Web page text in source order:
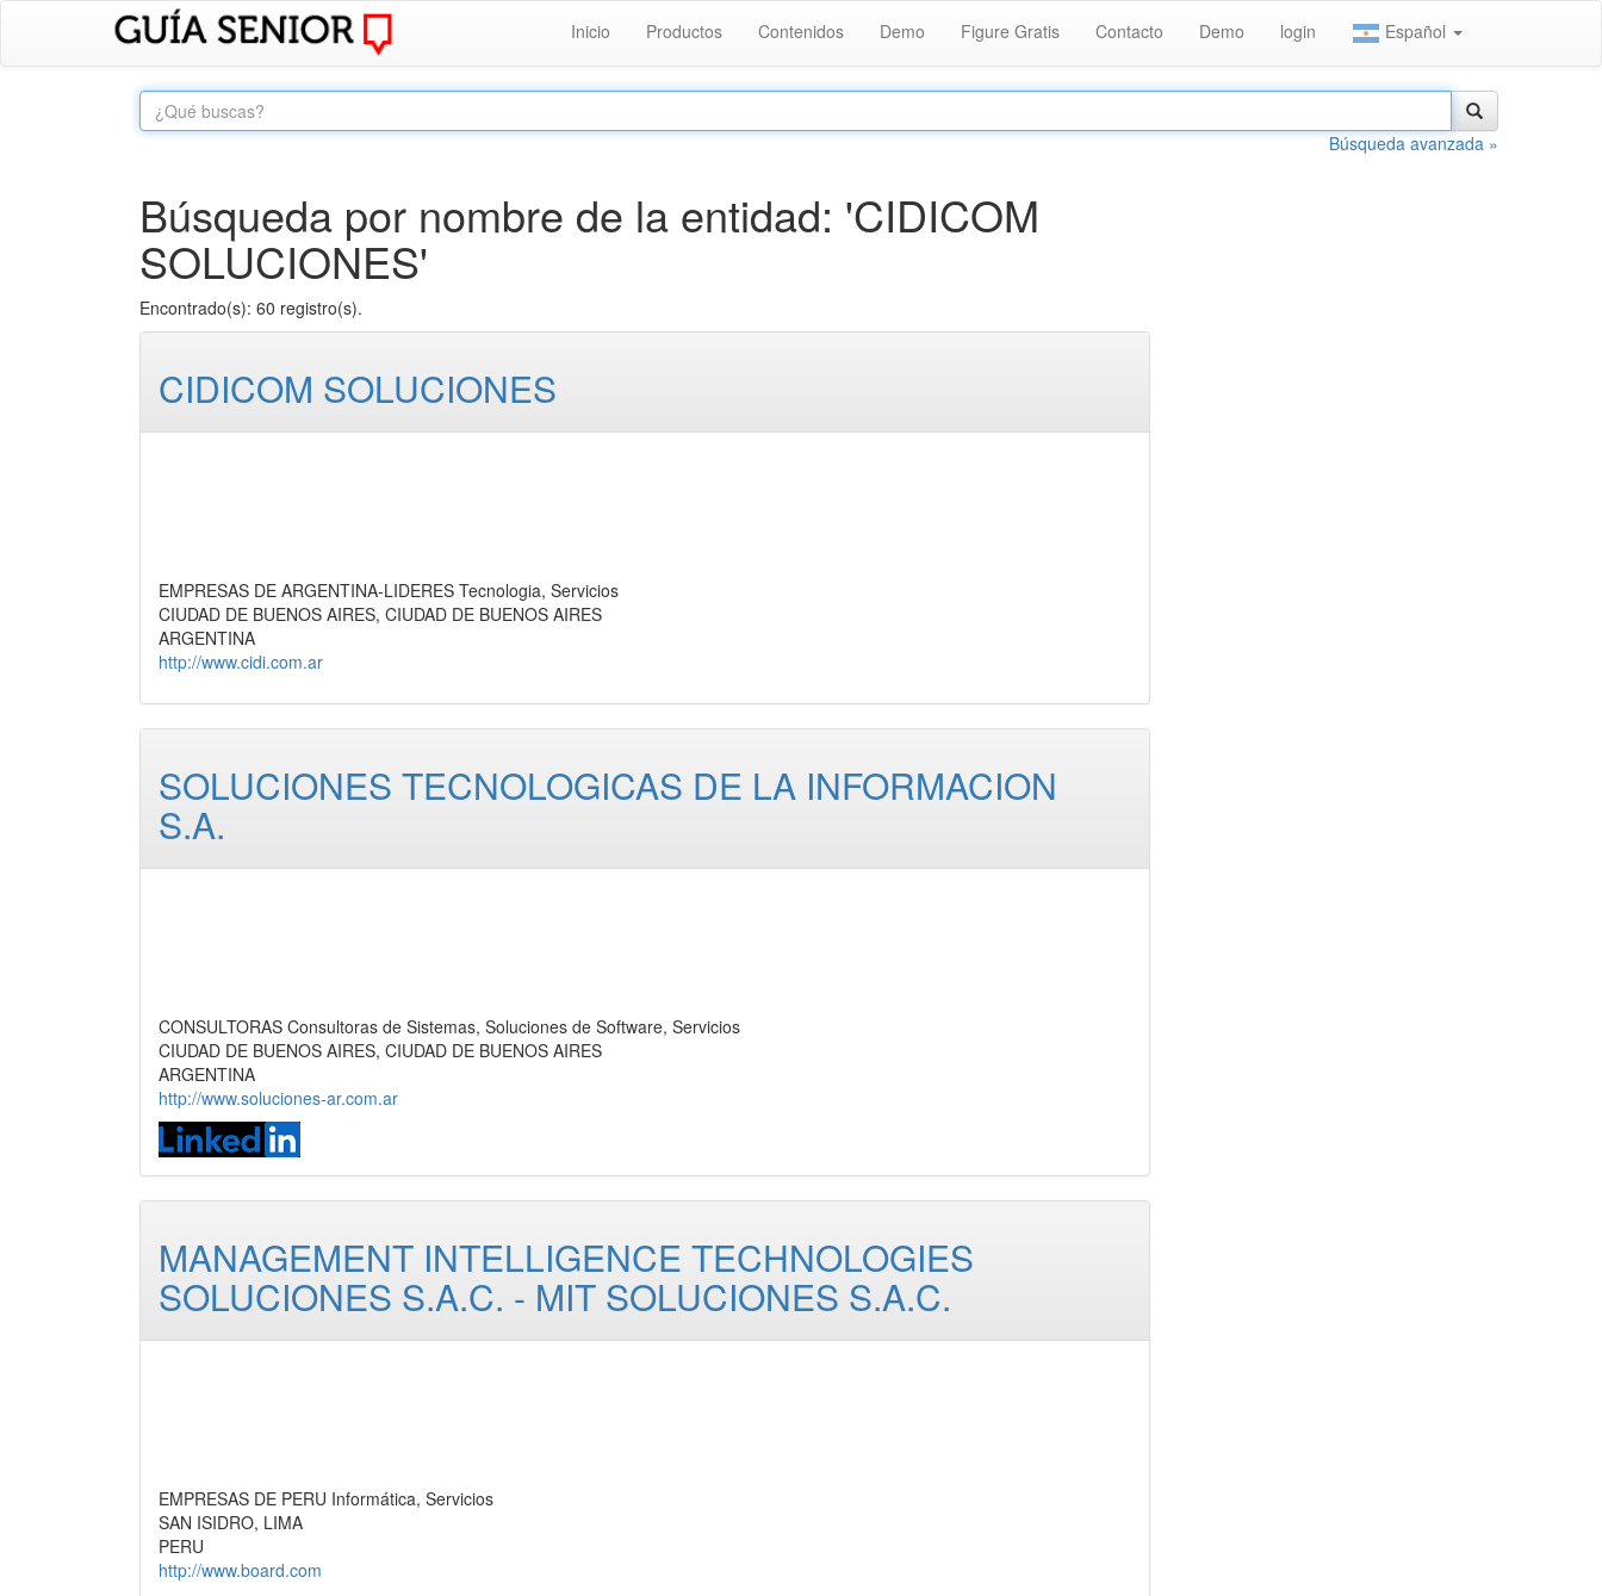
Inicio Productos Contenidos Demo Figure Gratis Contacto Demo login Español
Búsqueda avanzada »
Búsqueda por nombre de la entidad: 'CIDICOM
SOLUCIONES'
Encontrado(s): 60 registro(s).
CIDICOM SOLUCIONES
EMPRESAS DE ARGENTINA-LIDERES Tecnologia, Servicios
CIUDAD DE BUENOS AIRES, CIUDAD DE BUENOS AIRES
ARGENTINA
http://www.cidi.com.ar
SOLUCIONES TECNOLOGICAS DE LA INFORMACION
S.A.
CONSULTORAS Consultoras de Sistemas, Soluciones de Software, Servicios
CIUDAD DE BUENOS AIRES, CIUDAD DE BUENOS AIRES
ARGENTINA
http://www.soluciones-ar.com.ar
MANAGEMENT INTELLIGENCE TECHNOLOGIES
SOLUCIONES S.A.C. - MIT SOLUCIONES S.A.C.
EMPRESAS DE PERU Informática, Servicios
SAN ISIDRO, LIMA
PERU
http://www.board.com